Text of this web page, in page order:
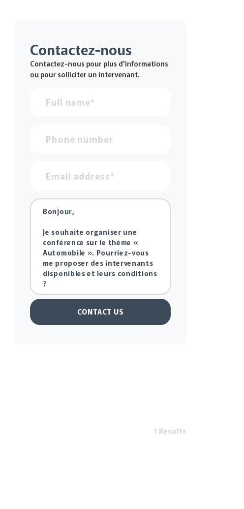
Contactez-nous
Contactez-nous pour plus d'informations
ou pour solliciter un intervenant.
CONTACT US
1 Results